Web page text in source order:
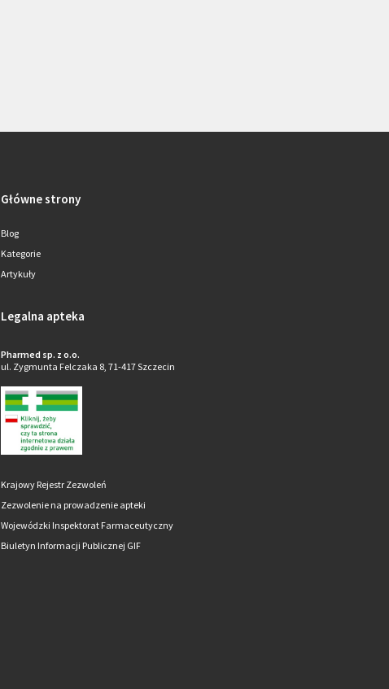
Główne strony
Blog
Kategorie
Artykuły
Legalna apteka
Pharmed sp. z o.o.
ul. Zygmunta Felczaka 8, 71-417 Szczecin
Krajowy Rejestr Zezwoleń
Zezwolenie na prowadzenie apteki
Wojewódzki Inspektorat Farmaceutyczny
Biuletyn Informacji Publicznej GIF